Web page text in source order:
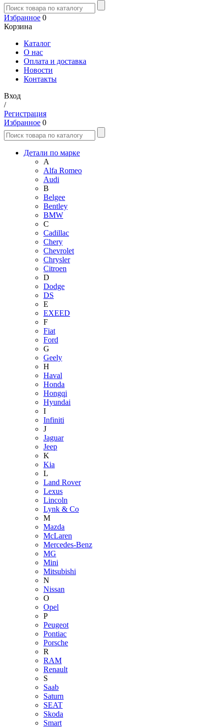
Избранное 0
Корзина
Каталог
О нас
Оплата и доставка
Новости
Контакты
Вход
/
Регистрация
Избранное 0
Детали по марке
A
Alfa Romeo
Audi
B
Belgee
Bentley
BMW
C
Cadillac
Chery
Chevrolet
Chrysler
Citroen
D
Dodge
DS
E
EXEED
F
Fiat
Ford
G
Geely
H
Haval
Honda
Hongqi
Hyundai
I
Infiniti
J
Jaguar
Jeep
K
Kia
L
Land Rover
Lexus
Lincoln
Lynk & Co
M
Mazda
McLaren
Mercedes-Benz
MG
Mini
Mitsubishi
N
Nissan
O
Opel
P
Peugeot
Pontiac
Porsche
R
RAM
Renault
S
Saab
Saturn
SEAT
Skoda
Smart